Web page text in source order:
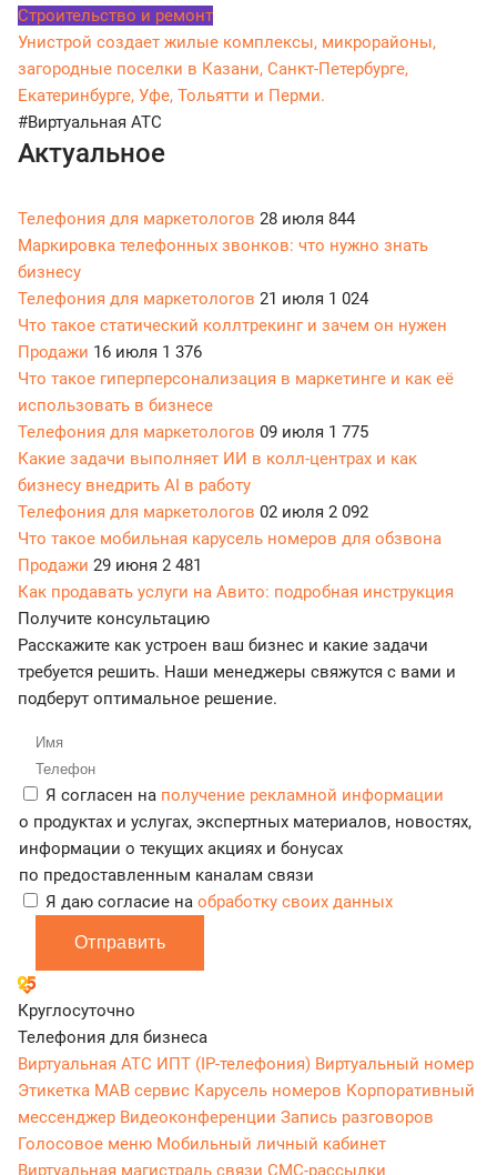
Строительство и ремонт
Унистрой создает жилые комплексы, микрорайоны,
загородные поселки в Казани, Санкт-Петербурге,
Екатеринбурге, Уфе, Тольятти и Перми.
#Виртуальная АТС
Актуальное
Телефония для маркетологов 28 июля 844
Маркировка телефонных звонков: что нужно знать
бизнесу
Телефония для маркетологов 21 июля 1 024
Что такое статический коллтрекинг и зачем он нужен
Продажи 16 июля 1 376
Что такое гиперперсонализация в маркетинге и как её
использовать в бизнесе
Телефония для маркетологов 09 июля 1 775
Какие задачи выполняет ИИ в колл-центрах и как
бизнесу внедрить AI в работу
Телефония для маркетологов 02 июля 2 092
Что такое мобильная карусель номеров для обзвона
Продажи 29 июня 2 481
Как продавать услуги на Авито: подробная инструкция
Получите консультацию
Расскажите как устроен ваш бизнес и какие задачи
требуется решить. Наши менеджеры свяжутся с вами и
подберут оптимальное решение.
Я согласен на получение рекламной информации
о продуктах и услугах, экспертных материалов, новостях,
информации о текущих акциях и бонусах
по предоставленным каналам связи
Я даю согласие на обработку своих данных
Отправить
Круглосуточно
Телефония для бизнеса
Виртуальная АТС ИПТ (IP-телефония) Виртуальный номер
Этикетка МАВ сервис Карусель номеров Корпоративный
мессенджер Видеоконференции Запись разговоров
Голосовое меню Мобильный личный кабинет
Виртуальная магистраль связи СМС-рассылки